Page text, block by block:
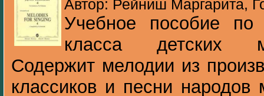
Автор: Рейниш Маргарита,
Учебное пособие
класса детских
Содержит мелодии из
классиков и песни